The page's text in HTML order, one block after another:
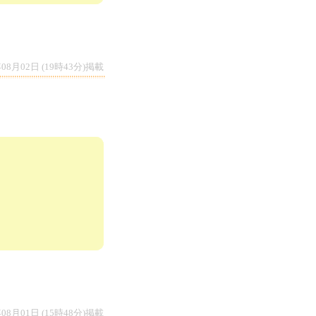
月02日 (19時43分)掲載
月01日 (15時48分)掲載